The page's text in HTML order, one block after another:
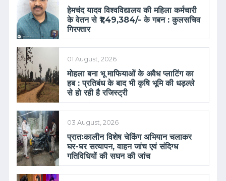
हेमचंद यादव विश्वविद्यालय की महिला कर्मचारी
के वेतन से ₹1,49,384/- के गबन : कुलसचिव
गिरफ्तार
01 August, 2026
मोहला बना भू माफियाओं के अवैध प्लाटिंग का
हब : प्रतिबंध के बाद भी कृषि भूमि की धड़ल्ले
से हो रही है रजिस्ट्री
03 August, 2026
प्रातःकालीन विशेष चेकिंग अभियान चलाकर
घर-घर सत्यापन, वाहन जांच एवं संदिग्ध
गतिविधियों की सघन की जांच